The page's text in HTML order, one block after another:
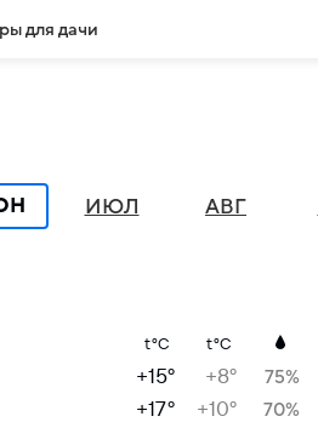
для дачи
ИЮЛ АВГ
t°C t°C
+15° +8° 75%
+17° +10° 70%